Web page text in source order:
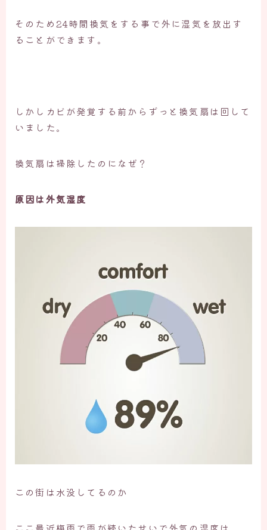
そのため24時間換気をする事で外に湿気を放出す
ることができます。
しかしカビが発覚する前からずっと換気扇は回して
いました。
換気扇は掃除したのになぜ？
原因は外気湿度
この街は水没してるのか